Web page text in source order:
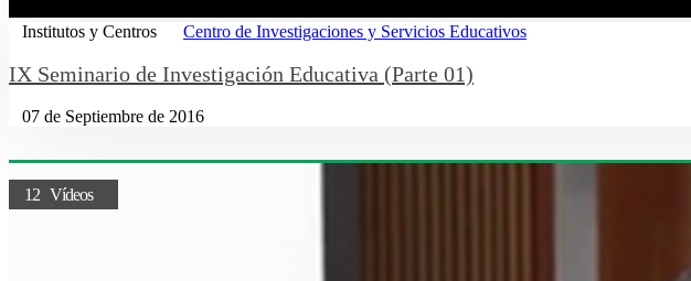
Institutos y Centros Centro de Investigaciones y Servicios Educativos
IX Seminario de Investigación Educativa (Parte 01)
07 de Septiembre de 2016
12 Vídeos